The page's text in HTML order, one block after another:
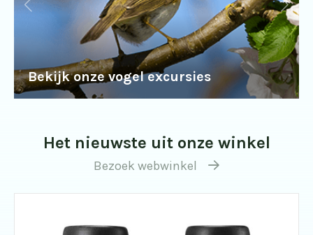
Bekijk onze vogel excursies
Het nieuwste uit onze winkel
Bezoek webwinkel